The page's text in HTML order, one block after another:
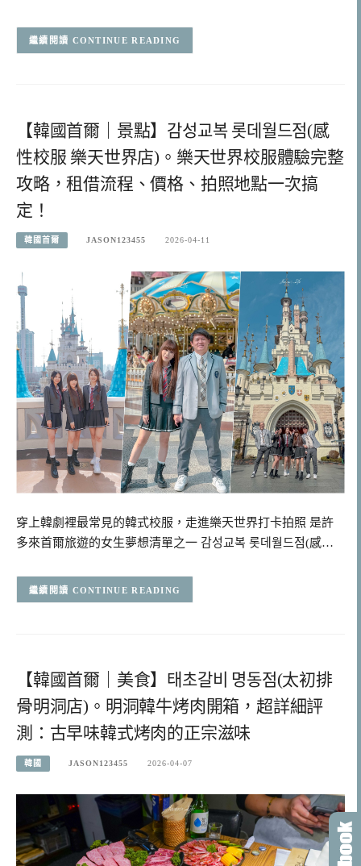
CONTINUE READING
【韓國首爾｜景點】감성교복 롯데월드점(感
性校服 樂天世界店)。樂天世界校服體驗完整
攻略，租借流程、價格、拍照地點一次搞
定！
韓國首爾 JASON123455 2026-04-11
穿上韓劇裡最常見的韓式校服，走進樂天世界打卡拍照 是許
多來首爾旅遊的女生夢想清單之一 감성교복 롯데월드점(感…
CONTINUE READING
【韓國首爾｜美食】태초갈비 명동점(太初排
骨明洞店)。明洞韓牛烤肉開箱，超詳細評
測：古早味韓式烤肉的正宗滋味
韓國 JASON123455 2026-04-07